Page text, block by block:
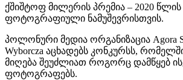
ქშიშტოფ მილერის პრემია – 2020 წლის
ფოტოგრაფიული ნამუშევრისთვის.
პოლონური მედია ორგანიზაცია Agora
Wyborcza აცხადებს კონკურსს,
მიღება შეუძლიათ როგორც დამწყებ
ფოტოგრაფებს.